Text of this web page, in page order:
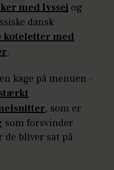
med lyssej og
dansk
koteletter med
.
kage på menuen –
, som er
som forsvinder
de bliver sat på